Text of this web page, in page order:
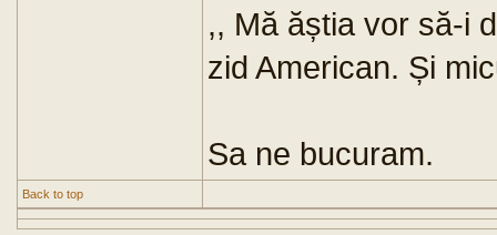
,, Mă ăștia vor să-i
zid American. Și
Sa ne bucuram.
Back to top